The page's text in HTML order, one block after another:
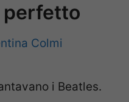
perfetto
Colmi
i Beatles.